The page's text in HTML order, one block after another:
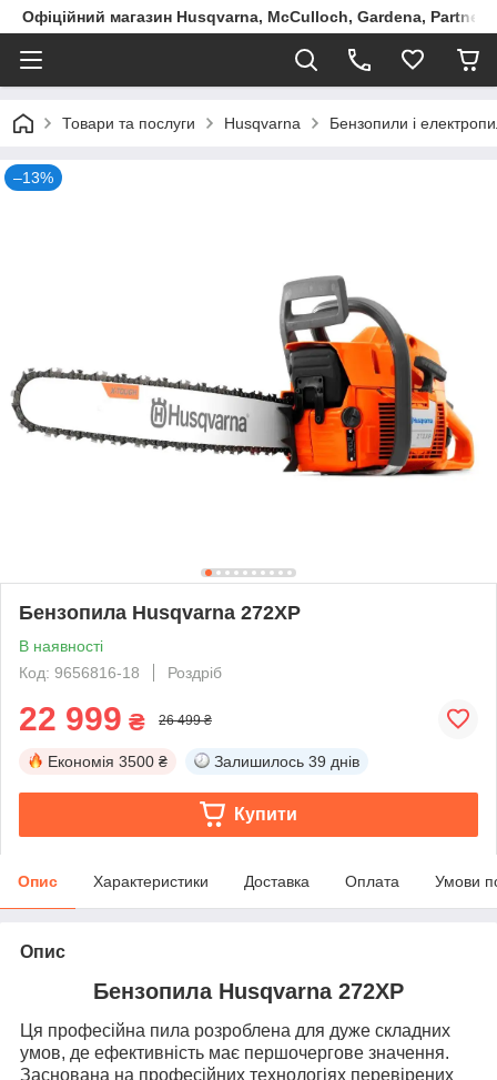
Офіційний магазин Husqvarna, McCulloch, Gardena, Partner
Товари та послуги Husqvarna Бензопили і
–13%
Бензопила Husqvarna 272XP
В наявності
Код: 9656816-18
Роздріб
22 999 ₴ 26 499 ₴
Економія 3500 ₴ Залишилось 39 днів
Купити
Опис Характеристики Доставка Оплата Умови
Опис
Бензопила Husqvarna 272XP
Ця професійна пила розроблена для дуже складних
умов, де ефективність має першочергове значення.
Заснована на професійних технологіях перевірених